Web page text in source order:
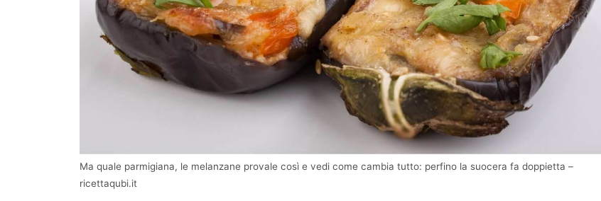
Ma quale parmigiana, le melanzane provale così e vedi come cambia tutto: perfino la suocera fa doppietta –
ricettaqubi.it